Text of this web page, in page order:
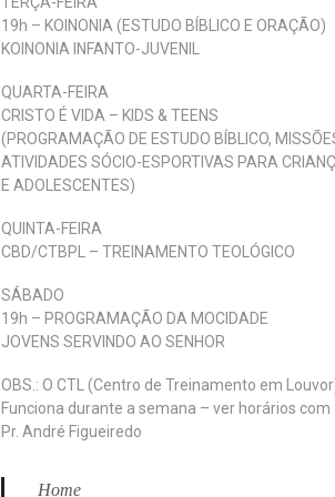
19h – KOINONIA (ESTUDO BÍBLICO E ORAÇÃO)
KOINONIA INFANTO-JUVENIL
QUARTA-FEIRA
CRISTO É VIDA – KIDS & TEENS
(PROGRAMAÇÃO DE ESTUDO BÍBLICO,
ATIVIDADES SÓCIO-ESPORTIVAS PARA
E ADOLESCENTES)
QUINTA-FEIRA
CBD/CTBPL – TREINAMENTO TEOLÓGICO
SÁBADO
19h – PROGRAMAÇÃO DA MOCIDADE
JOVENS SERVINDO AO SENHOR
OBS.: O CTL (Centro de Treinamento em
Funciona durante a semana – ver horários com
Pr. André Figueiredo
Home